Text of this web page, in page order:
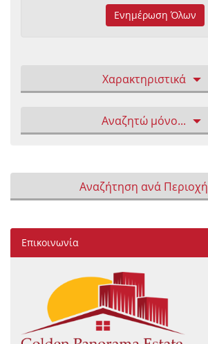
Ενημέρωση Όλων
Χαρακτηριστικά
Αναζητώ μόνο...
Αναζήτηση ανά Περιοχή
Επικοινωνία